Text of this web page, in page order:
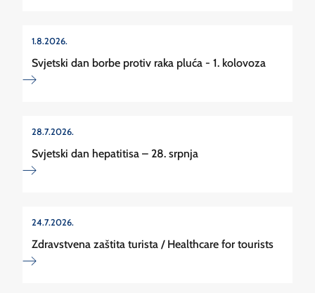
1.8.2026.
Svjetski dan borbe protiv raka pluća - 1. kolovoza
28.7.2026.
Svjetski dan hepatitisa – 28. srpnja
24.7.2026.
Zdravstvena zaštita turista / Healthcare for tourists